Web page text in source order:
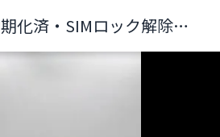
【起動可・初期化済・SIMロック解除済】iPhone6 64GB 4台セット